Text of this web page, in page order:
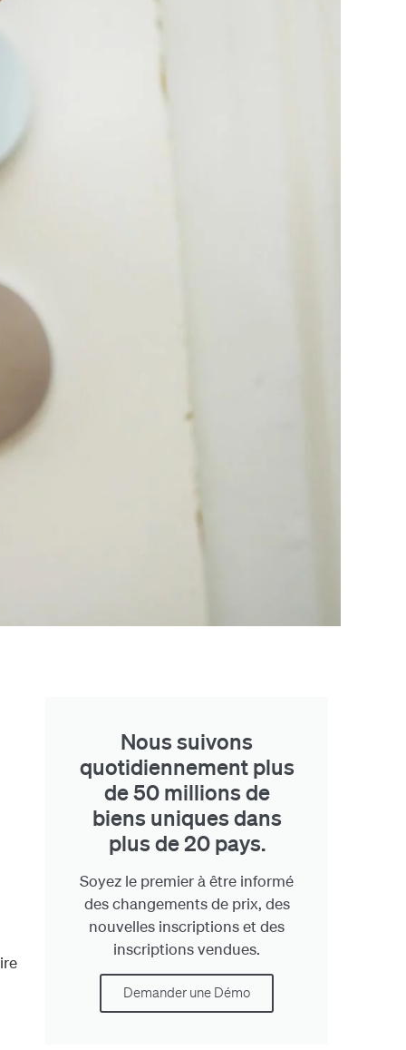
Nous suivons
quotidiennement plus
de 50 millions de
biens uniques dans
plus de 20 pays.
Soyez le premier à être informé
des changements de prix, des
nouvelles inscriptions et des
inscriptions vendues.
Demander une Démo